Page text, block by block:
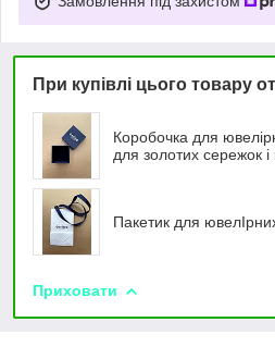
При купівлі цього товару
Коробочка для
для золотих сережок
Пакетик для
Приховати